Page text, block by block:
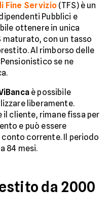
Fine Servizio(TFS) è un
Pubblici e
ottenere in unica
maturato, con un tasso
Al rimborso delle
se ne
è possibile
liberamente.
il cliente, rimane fissa per
e può essere
corrente. Il periodo
84 mesi.
da 2000